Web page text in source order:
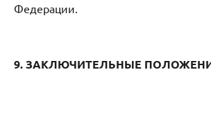
Федерации.
9. ЗАКЛЮЧИТЕЛЬНЫЕ